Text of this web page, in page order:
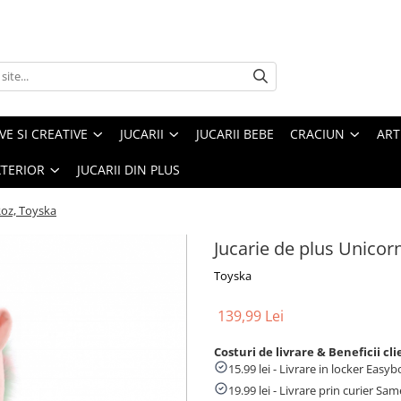
SI CREATIVE JUCARII JUCARII BEBE CRACIUN
JUCARII DIN PLUS
Toyska
Jucarie de plus
Toyska
139,99 Lei
Costuri de livrare & Beneficii
15.99 lei - Livrare in locker
19.99 lei - Livrare prin curier